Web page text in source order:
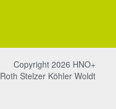
Copyright 2026 HNO+
Roth Stelzer Köhler Woldt